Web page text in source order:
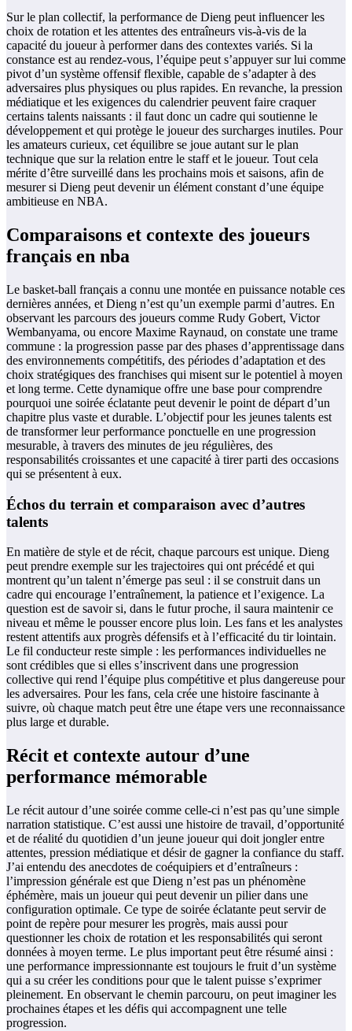
Sur le plan collectif, la performance de Dieng peut influencer les
choix de rotation et les attentes des entraîneurs vis-à-vis de la
capacité du joueur à performer dans des contextes variés. Si la
constance est au rendez-vous, l’équipe peut s’appuyer sur lui comme
pivot d’un système offensif flexible, capable de s’adapter à des
adversaires plus physiques ou plus rapides. En revanche, la pression
médiatique et les exigences du calendrier peuvent faire craquer
certains talents naissants : il faut donc un cadre qui soutienne le
développement et qui protège le joueur des surcharges inutiles. Pour
les amateurs curieux, cet équilibre se joue autant sur le plan
technique que sur la relation entre le staff et le joueur. Tout cela
mérite d’être surveillé dans les prochains mois et saisons, afin de
mesurer si Dieng peut devenir un élément constant d’une équipe
ambitieuse en NBA.
Comparaisons et contexte des joueurs
français en nba
Le basket-ball français a connu une montée en puissance notable ces
dernières années, et Dieng n’est qu’un exemple parmi d’autres. En
observant les parcours des joueurs comme Rudy Gobert, Victor
Wembanyama, ou encore Maxime Raynaud, on constate une trame
commune : la progression passe par des phases d’apprentissage dans
des environnements compétitifs, des périodes d’adaptation et des
choix stratégiques des franchises qui misent sur le potentiel à moyen
et long terme. Cette dynamique offre une base pour comprendre
pourquoi une soirée éclatante peut devenir le point de départ d’un
chapitre plus vaste et durable. L’objectif pour les jeunes talents est
de transformer leur performance ponctuelle en une progression
mesurable, à travers des minutes de jeu régulières, des
responsabilités croissantes et une capacité à tirer parti des occasions
qui se présentent à eux.
Échos du terrain et comparaison avec d’autres
talents
En matière de style et de récit, chaque parcours est unique. Dieng
peut prendre exemple sur les trajectoires qui ont précédé et qui
montrent qu’un talent n’émerge pas seul : il se construit dans un
cadre qui encourage l’entraînement, la patience et l’exigence. La
question est de savoir si, dans le futur proche, il saura maintenir ce
niveau et même le pousser encore plus loin. Les fans et les analystes
restent attentifs aux progrès défensifs et à l’efficacité du tir lointain.
Le fil conducteur reste simple : les performances individuelles ne
sont crédibles que si elles s’inscrivent dans une progression
collective qui rend l’équipe plus compétitive et plus dangereuse pour
les adversaires. Pour les fans, cela crée une histoire fascinante à
suivre, où chaque match peut être une étape vers une reconnaissance
plus large et durable.
Récit et contexte autour d’une
performance mémorable
Le récit autour d’une soirée comme celle-ci n’est pas qu’une simple
narration statistique. C’est aussi une histoire de travail, d’opportunité
et de réalité du quotidien d’un jeune joueur qui doit jongler entre
attentes, pression médiatique et désir de gagner la confiance du staff.
J’ai entendu des anecdotes de coéquipiers et d’entraîneurs :
l’impression générale est que Dieng n’est pas un phénomène
éphémère, mais un joueur qui peut devenir un pilier dans une
configuration optimale. Ce type de soirée éclatante peut servir de
point de repère pour mesurer les progrès, mais aussi pour
questionner les choix de rotation et les responsabilités qui seront
données à moyen terme. Le plus important peut être résumé ainsi :
une performance impressionnante est toujours le fruit d’un système
qui a su créer les conditions pour que le talent puisse s’exprimer
pleinement. En observant le chemin parcouru, on peut imaginer les
prochaines étapes et les défis qui accompagnent une telle
progression.